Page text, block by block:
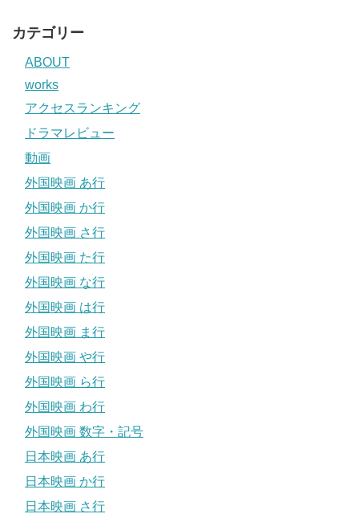
カテゴリー
ABOUT
works
アクセスランキング
ドラマレビュー
動画
外国映画 あ行
外国映画 か行
外国映画 さ行
外国映画 た行
外国映画 な行
外国映画 は行
外国映画 ま行
外国映画 や行
外国映画 ら行
外国映画 わ行
外国映画 数字・記号
日本映画 あ行
日本映画 か行
日本映画 さ行